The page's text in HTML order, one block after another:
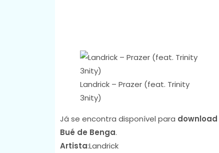
Landrick – Prazer (feat. Trinity
3nity)
Já se encontra disponível para download
Bué de Benga.
Artista:Landrick